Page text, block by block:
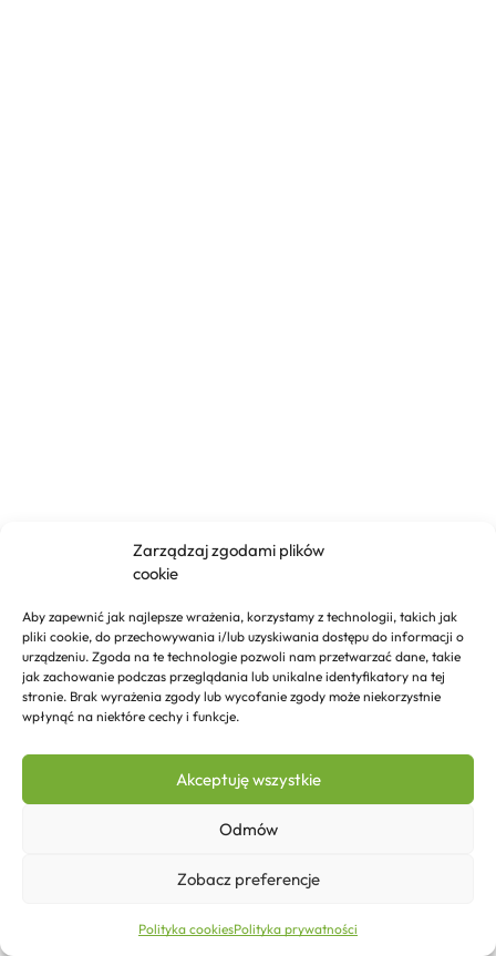
Zarządzaj zgodami plików
cookie
Aby zapewnić jak najlepsze wrażenia, korzystamy z technologii, takich jak
pliki cookie, do przechowywania i/lub uzyskiwania dostępu do informacji o
urządzeniu. Zgoda na te technologie pozwoli nam przetwarzać dane, takie
jak zachowanie podczas przeglądania lub unikalne identyfikatory na tej
stronie. Brak wyrażenia zgody lub wycofanie zgody może niekorzystnie
wpłynąć na niektóre cechy i funkcje.
Akceptuję wszystkie
Odmów
Zobacz preferencje
Polityka cookiesPolityka prywatności
Sklep Kontakt